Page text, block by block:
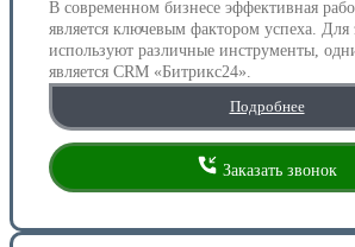
В современном бизнесе эффективная
является ключевым фактором успеха. Для
используют различные инструменты,
является CRM «Битрикс24».
Подробнее
Заказать звонок